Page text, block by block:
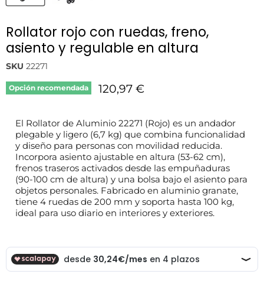
Rollator rojo con ruedas, freno,
asiento y regulable en altura
SKU 22271
Opción recomendada Precio actual
120,97 €
El Rollator de Aluminio 22271 (Rojo) es un andador
plegable y ligero (6,7 kg) que combina funcionalidad
y diseño para personas con movilidad reducida.
Incorpora asiento ajustable en altura (53-62 cm),
frenos traseros activados desde las empuñaduras
(90-100 cm de altura) y una bolsa bajo el asiento para
objetos personales. Fabricado en aluminio granate,
tiene 4 ruedas de 200 mm y soporta hasta 100 kg,
ideal para uso diario en interiores y exteriores.